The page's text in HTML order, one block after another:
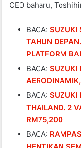
CEO baharu,
BACA:SUZUKI
TAHUN
PLATFORM
BACA:SUZUKI
BACA:SUZUKI
THAILAND. 2
RM75,200
BACA: